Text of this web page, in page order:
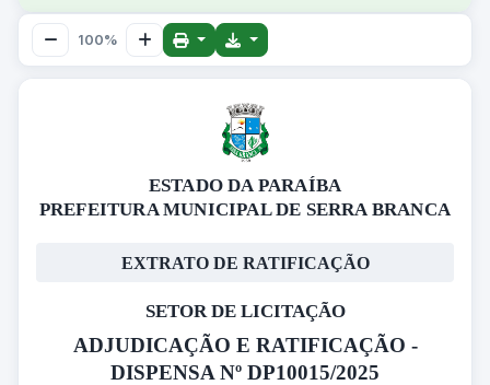
100%
ESTADO DA PARAÍBA
PREFEITURA MUNICIPAL DE SERRA BRANCA
EXTRATO DE RATIFICAÇÃO
SETOR DE LICITAÇÃO
ADJUDICAÇÃO E RATIFICAÇÃO -
DISPENSA Nº DP10015/2025